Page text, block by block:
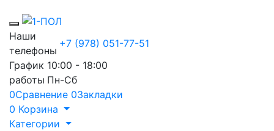
Toggle mobile menu
Наши
телефоны
+7 (978) 051-77-51
График
работы
10:00 - 18:00
Пн-Сб
0Сравнение 0Закладки
0 Корзина
Категории